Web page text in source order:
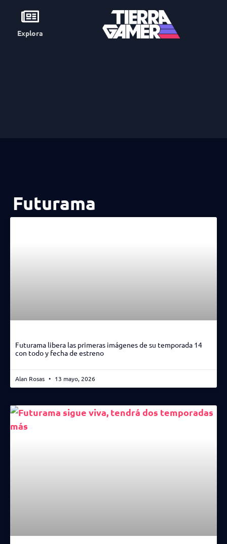
Explora
Futurama
Futurama libera las primeras imágenes de su temporada 14
con todo y fecha de estreno
Alan Rosas 13 mayo, 2026